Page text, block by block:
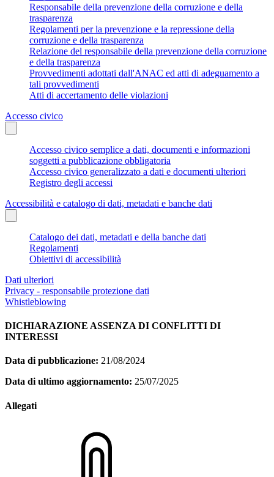
Responsabile della prevenzione della corruzione e della
trasparenza
Regolamenti per la prevenzione e la repressione della
corruzione e della trasparenza
Relazione del responsabile della prevenzione della corruzione
e della trasparenza
Provvedimenti adottati dall'ANAC ed atti di adeguamento a
tali provvedimenti
Atti di accertamento delle violazioni
Accesso civico
Accesso civico semplice a dati, documenti e informazioni
soggetti a pubblicazione obbligatoria
Accesso civico generalizzato a dati e documenti ulteriori
Registro degli accessi
Accessibilità e catalogo di dati, metadati e banche dati
Catalogo dei dati, metadati e della banche dati
Regolamenti
Obiettivi di accessibilità
Dati ulteriori
Privacy - responsabile protezione dati
Whistleblowing
DICHIARAZIONE ASSENZA DI CONFLITTI DI
INTERESSI
Data di pubblicazione: 21/08/2024
Data di ultimo aggiornamento: 25/07/2025
Allegati